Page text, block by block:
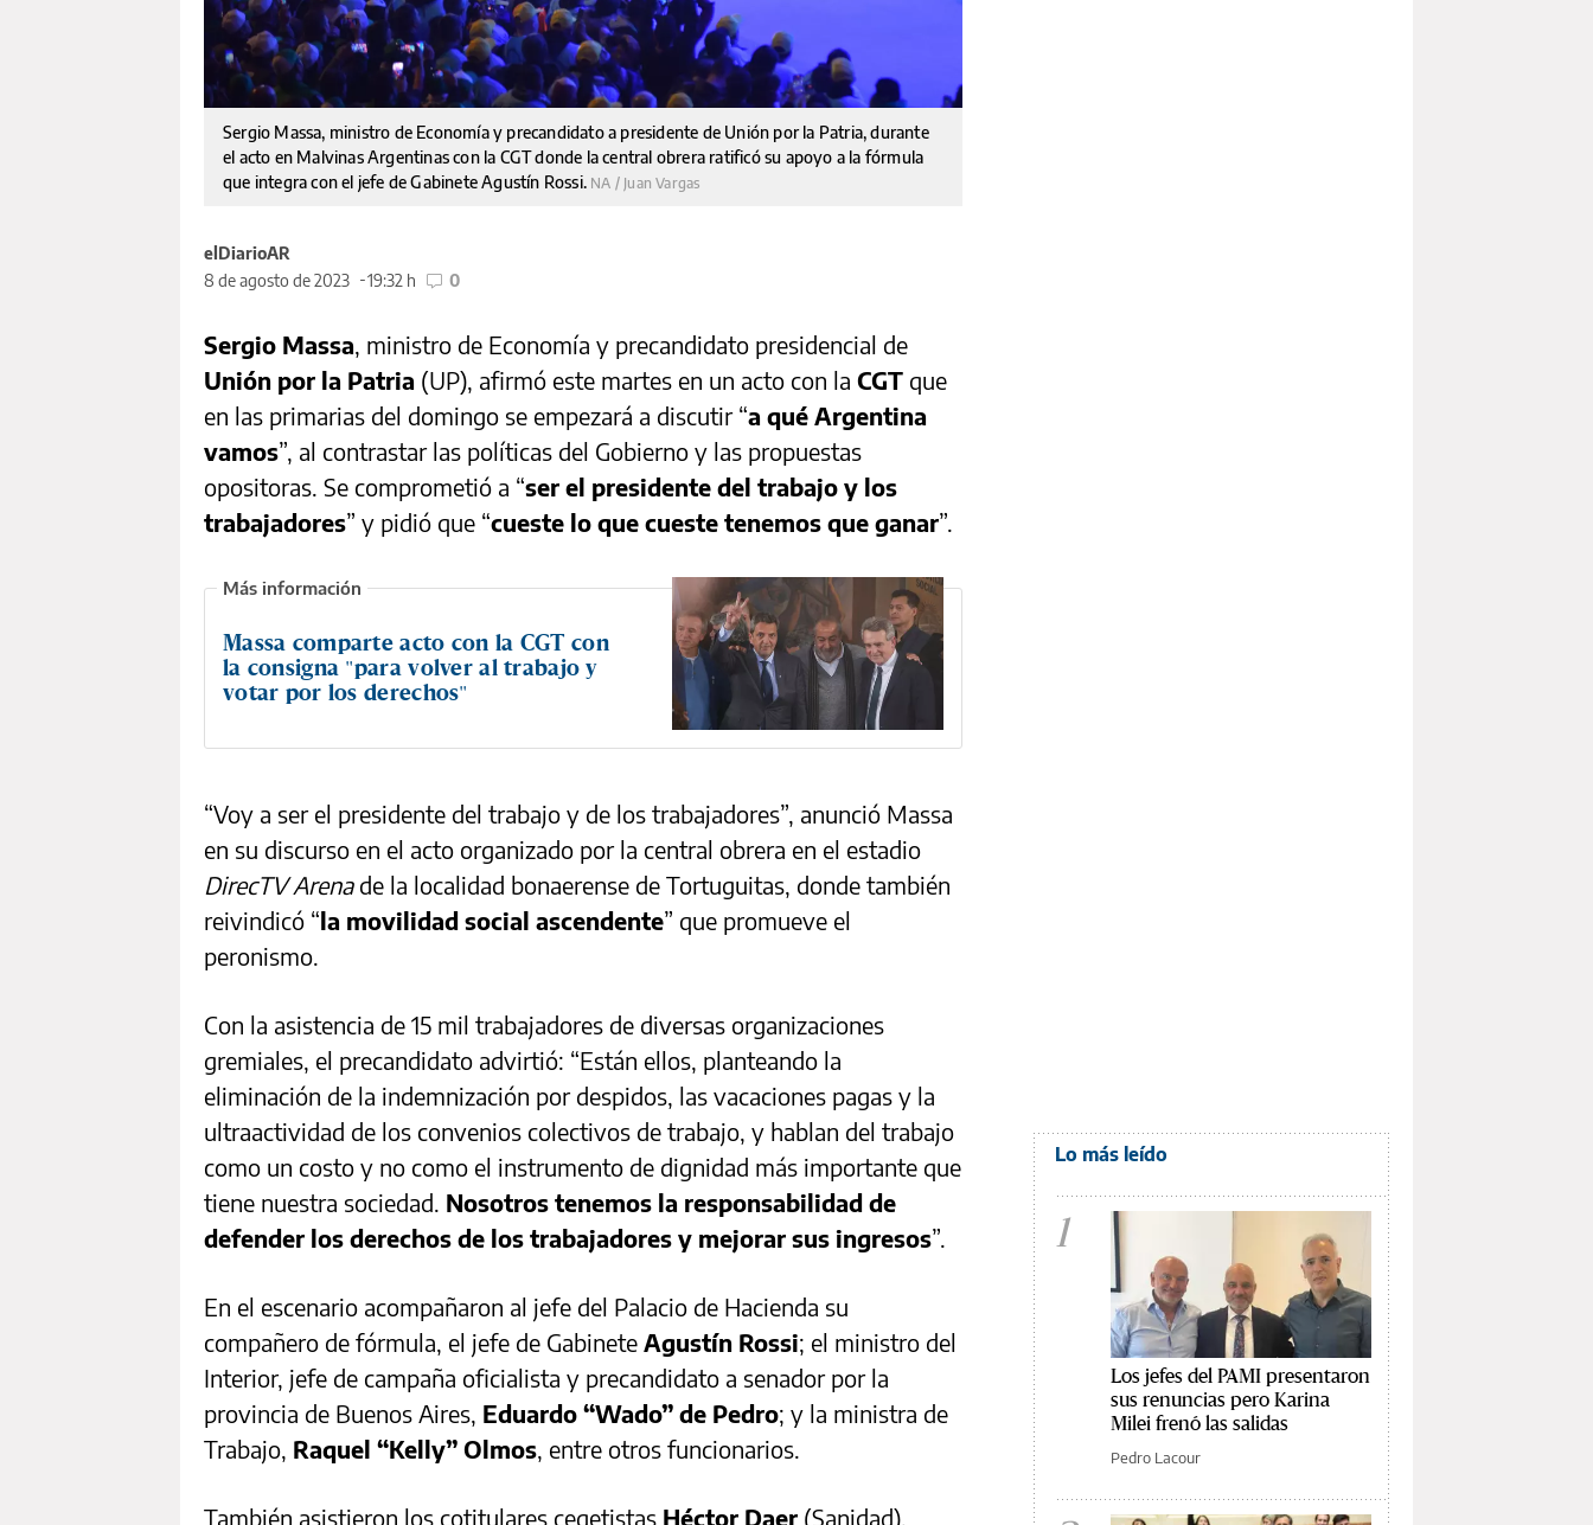
Sergio Massa, ministro de Economía y precandidato a presidente de Unión por la Patria, durante
el acto en Malvinas Argentinas con la CGT donde la central obrera ratificó su apoyo a la fórmula
que integra con el jefe de Gabinete Agustín Rossi. NA / Juan Vargas
elDiarioAR
8 de agosto de 2023
19:32 h 0
Sergio Massa, ministro de Economía y precandidato presidencial de
Unión por la Patria (UP), afirmó este martes en un acto con la CGT que
en las primarias del domingo se empezará a discutir “a qué Argentina
vamos”, al contrastar las políticas del Gobierno y las propuestas
opositoras. Se comprometió a “ser el presidente del trabajo y los
trabajadores” y pidió que “cueste lo que cueste tenemos que ganar”.
Massa comparte acto con la CGT con
la consigna "para volver al trabajo y
votar por los derechos"
“Voy a ser el presidente del trabajo y de los trabajadores”, anunció Massa
en su discurso en el acto organizado por la central obrera en el estadio
DirecTV Arena de la localidad bonaerense de Tortuguitas, donde también
reivindicó “la movilidad social ascendente” que promueve el
peronismo.
Con la asistencia de 15 mil trabajadores de diversas organizaciones
gremiales, el precandidato advirtió: “Están ellos, planteando la
eliminación de la indemnización por despidos, las vacaciones pagas y la
ultraactividad de los convenios colectivos de trabajo, y hablan del trabajo
como un costo y no como el instrumento de dignidad más importante que
tiene nuestra sociedad. Nosotros tenemos la responsabilidad de
defender los derechos de los trabajadores y mejorar sus ingresos”.
En el escenario acompañaron al jefe del Palacio de Hacienda su
compañero de fórmula, el jefe de Gabinete Agustín Rossi; el ministro del
Interior, jefe de campaña oficialista y precandidato a senador por la
provincia de Buenos Aires, Eduardo “Wado” de Pedro; y la ministra de
Trabajo, Raquel “Kelly” Olmos, entre otros funcionarios.
También asistieron los cotitulares cegetistas Héctor Daer (Sanidad),
Lo más leído
1
Los jefes del PAMI presentaron
sus renuncias pero Karina
Milei frenó las salidas
Pedro Lacour